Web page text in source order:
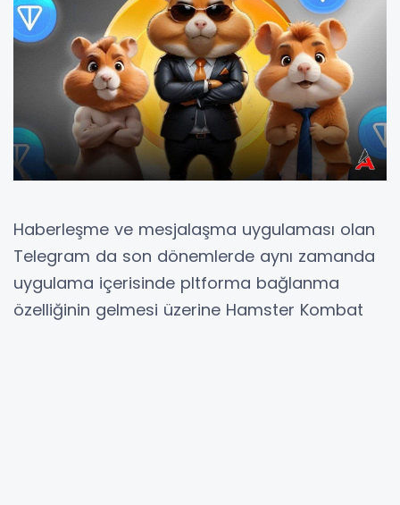
Haberleşme ve mesjalaşma uygulaması olan
Telegram da son dönemlerde aynı zamanda
uygulama içerisinde pltforma bağlanma
özelliğinin gelmesi üzerine Hamster Kombat